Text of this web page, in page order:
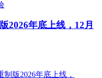
2026年底上线，12月